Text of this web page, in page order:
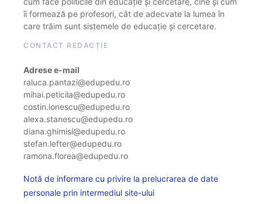
îi formează pe profesori, cât de adecvate la lumea în
care trăim sunt sistemele de educație și cercetare.
CONTACT REDACȚIE
Adrese e-mail
raluca.pantazi@edupedu.ro
mihai.peticila@edupedu.ro
costin.ionescu@edupedu.ro
alexa.stanescu@edupedu.ro
diana.ghimisi@edupedu.ro
stefan.lefter@edupedu.ro
ramona.florea@edupedu.ro
Notă de informare cu privire la prelucrarea de date
personale prin intermediul site-ului